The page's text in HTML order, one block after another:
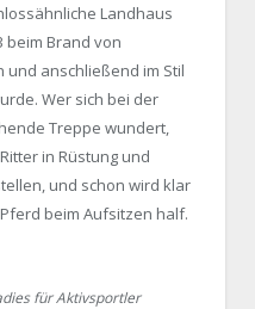
Landhaus
beim Brand von
und anschließend im Stil
Wer sich bei der
Treppe wundert,
in Rüstung und
und schon wird klar
beim Aufsitzen half.
für Aktivsportler